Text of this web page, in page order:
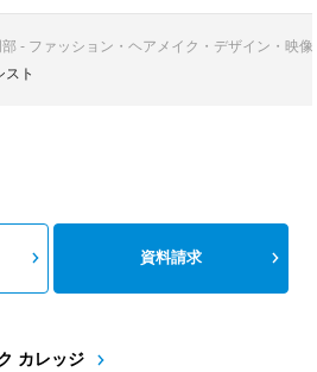
- ファッション・ヘアメイク・デザイン・映
スト
カレッジ
資料請求